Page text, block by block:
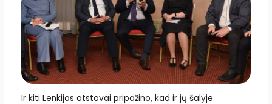
Ir kiti Lenkijos atstovai pripažino, kad ir jų šalyje